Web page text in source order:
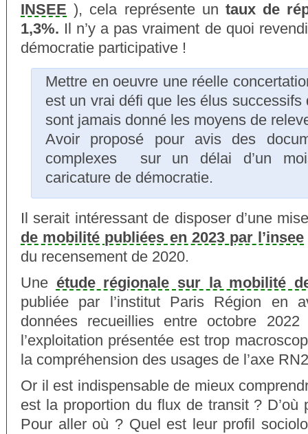
INSEE ), cela représente un taux de
1,3%. Il n’y a pas vraiment de quoi
démocratie participative !
Mettre en oeuvre une réelle
est un vrai défi que les élus successifs
sont jamais donné les moyens de
Avoir proposé pour avis des
complexes sur un délai d’un
caricature de démocratie.
Il serait intéressant de disposer d’une
de mobilité publiées en 2023 par l’insee
du recensement de 2020.
Une étude régionale sur la mobilité
publiée par l’institut Paris Région en
données recueillies entre octobre
l’exploitation présentée est trop
la compréhension des usages de l’axe
Or il est indispensable de mieux
est la proportion du flux de transit ? D’où
Pour aller où ? Quel est leur profil